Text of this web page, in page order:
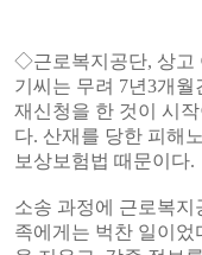
◇근로복지공단, 상고
기씨는 무려 7년3개
재신청을 한 것이 시
다. 산재를 당한 피해
보상보험법 때문이다.
소송 과정에 근로복
족에게는 벅찬 일이